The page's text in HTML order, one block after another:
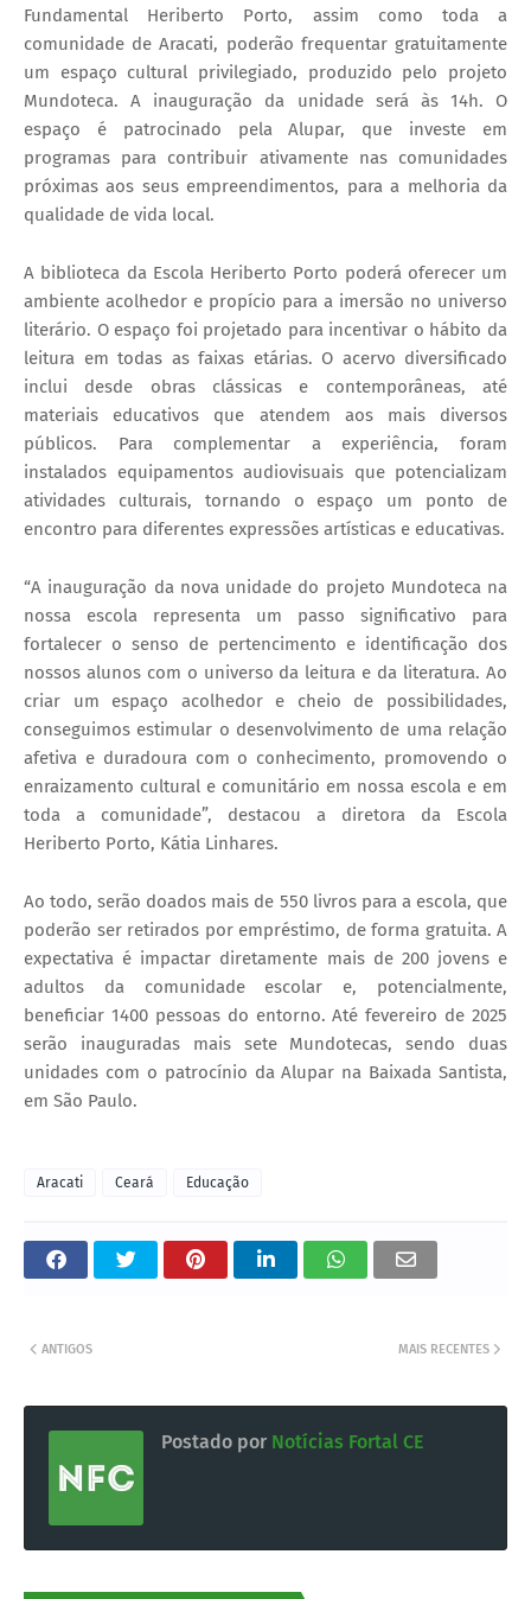
Fundamental Heriberto Porto, assim como toda a
comunidade de Aracati, poderão frequentar gratuitamente
um espaço cultural privilegiado, produzido pelo projeto
Mundoteca. A inauguração da unidade será às 14h. O
espaço é patrocinado pela Alupar, que investe em
programas para contribuir ativamente nas comunidades
próximas aos seus empreendimentos, para a melhoria da
qualidade de vida local.
A biblioteca da Escola Heriberto Porto poderá oferecer um
ambiente acolhedor e propício para a imersão no universo
literário. O espaço foi projetado para incentivar o hábito da
leitura em todas as faixas etárias. O acervo diversificado
inclui desde obras clássicas e contemporâneas, até
materiais educativos que atendem aos mais diversos
públicos. Para complementar a experiência, foram
instalados equipamentos audiovisuais que potencializam
atividades culturais, tornando o espaço um ponto de
encontro para diferentes expressões artísticas e educativas.
“A inauguração da nova unidade do projeto Mundoteca na
nossa escola representa um passo significativo para
fortalecer o senso de pertencimento e identificação dos
nossos alunos com o universo da leitura e da literatura. Ao
criar um espaço acolhedor e cheio de possibilidades,
conseguimos estimular o desenvolvimento de uma relação
afetiva e duradoura com o conhecimento, promovendo o
enraizamento cultural e comunitário em nossa escola e em
toda a comunidade”, destacou a diretora da Escola
Heriberto Porto, Kátia Linhares.
Ao todo, serão doados mais de 550 livros para a escola, que
poderão ser retirados por empréstimo, de forma gratuita. A
expectativa é impactar diretamente mais de 200 jovens e
adultos da comunidade escolar e, potencialmente,
beneficiar 1400 pessoas do entorno. Até fevereiro de 2025
serão inauguradas mais sete Mundotecas, sendo duas
unidades com o patrocínio da Alupar na Baixada Santista,
em São Paulo.
Aracati Ceará Educação
MAIS RECENTES
ANTIGOS
Postado por Notícias Fortal CE